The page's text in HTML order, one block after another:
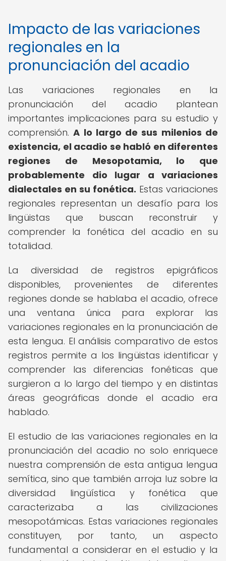
Impacto de las variaciones
regionales en la
pronunciación del acadio
Las variaciones regionales en la
pronunciación del acadio plantean
importantes implicaciones para su estudio y
comprensión.A lo largo de sus milenios de
existencia, el acadio se habló en diferentes
regiones de Mesopotamia, lo que
probablemente dio lugar a variaciones
dialectales en su fonética. Estas variaciones
regionales representan un desafío para los
lingüistas que buscan reconstruir y
comprender la fonética del acadio en su
totalidad.
La diversidad de registros epigráficos
disponibles, provenientes de diferentes
regiones donde se hablaba el acadio, ofrece
una ventana única para explorar las
variaciones regionales en la pronunciación de
esta lengua. El análisis comparativo de estos
registros permite a los lingüistas identificar y
comprender las diferencias fonéticas que
surgieron a lo largo del tiempo y en distintas
áreas geográficas donde el acadio era
hablado.
El estudio de las variaciones regionales en la
pronunciación del acadio no solo enriquece
nuestra comprensión de esta antigua lengua
semítica, sino que también arroja luz sobre la
diversidad lingüística y fonética que
caracterizaba a las civilizaciones
mesopotámicas. Estas variaciones regionales
constituyen, por tanto, un aspecto
fundamental a considerar en el estudio y la